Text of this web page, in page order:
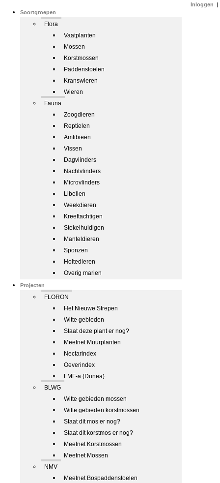
Soortgroepen
Flora
Vaatplanten
Mossen
Korstmossen
Paddenstoelen
Kranswieren
Wieren
Fauna
Zoogdieren
Reptielen
Amfibieën
Vissen
Dagvlinders
Nachtvlinders
Microvlinders
Libellen
Weekdieren
Kreeftachtigen
Stekelhuidigen
Manteldieren
Sponzen
Holtedieren
Overig marien
Projecten
FLORON
Het Nieuwe Strepen
Witte gebieden
Staat deze plant er nog?
Meetnet Muurplanten
Nectarindex
Oeverindex
LMF-a (Dunea)
BLWG
Witte gebieden mossen
Witte gebieden korstmossen
Staat dit mos er nog?
Staat dit korstmos er nog?
Meetnet Korstmossen
Meetnet Mossen
NMV
Meetnet Bospaddenstoelen
Inloggen |